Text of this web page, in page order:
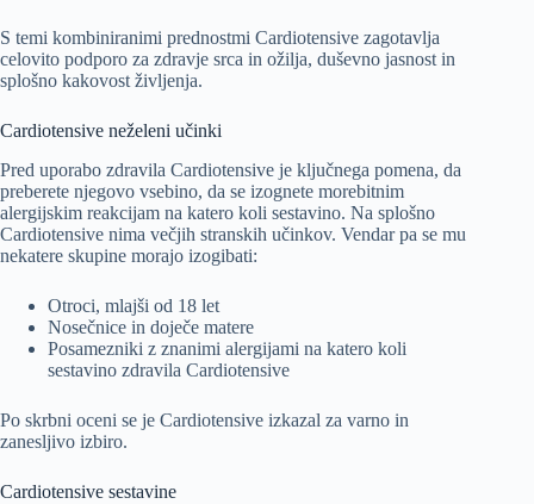
S temi kombiniranimi prednostmi Cardiotensive zagotavlja
celovito podporo za zdravje srca in ožilja, duševno jasnost in
splošno kakovost življenja.
Cardiotensive neželeni učinki
Pred uporabo zdravila Cardiotensive je ključnega pomena, da
preberete njegovo vsebino, da se izognete morebitnim
alergijskim reakcijam na katero koli sestavino. Na splošno
Cardiotensive nima večjih stranskih učinkov. Vendar pa se mu
nekatere skupine morajo izogibati:
Otroci, mlajši od 18 let
Nosečnice in doječe matere
Posamezniki z znanimi alergijami na katero koli
sestavino zdravila Cardiotensive
Po skrbni oceni se je Cardiotensive izkazal za varno in
zanesljivo izbiro.
Cardiotensive sestavine